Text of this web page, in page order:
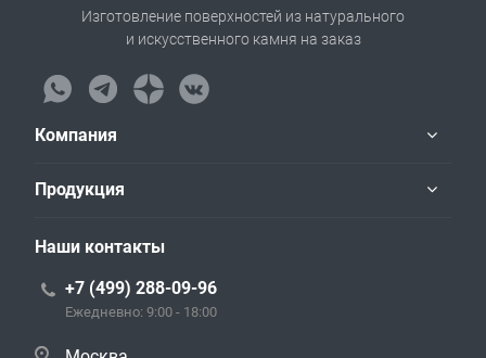
Изготовление поверхностей из натурального
и искусственного камня на заказ
Компания
Продукция
Наши контакты
+7 (499) 288-09-96
Ежедневно: 9:00 - 18:00